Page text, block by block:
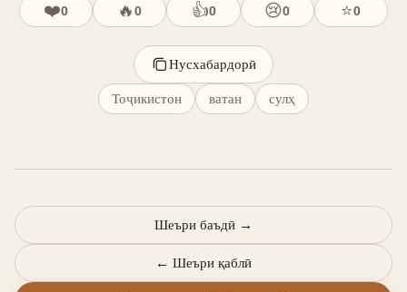
❤️0 🔥0 👍0 😢0 ⭐0
Нусхабардорӣ
Тоҷикистон ватан сулҳ
← Шеъри қаблӣ
Шеъри баъдӣ →